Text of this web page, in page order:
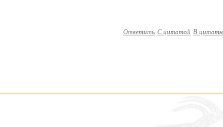
Ответить С цитатой В